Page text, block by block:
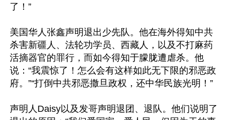
了！”
美国华人张鑫声明退出少先队。他在海外得知中共
杀害新疆人、法轮功学员、西藏人，以及不打麻药
活摘器官的罪行，而如今得知于朦胧遭虐杀。他
说：“我震惊了！怎么会有这样如此无下限的邪恶政
府。”“打倒中共邪恶撒旦政权，还中华民族光明！”
声明人Daisy以及发哥声明退团、退队。他们说明了